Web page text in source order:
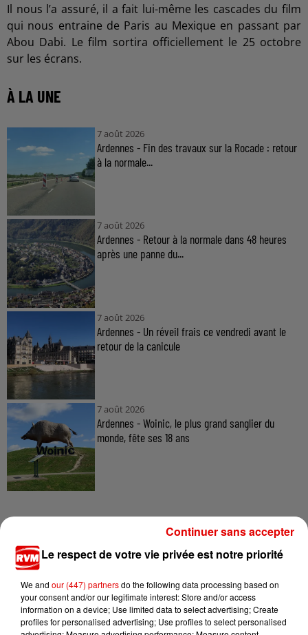
Il nous l’a assuré, il a fait lui-même les cascades du film
qui nous entraine de Paris au Mexique en passant par
Abou Dabi. Le film sortira officiellement le 25 octobre
sur les écrans.
À LA UNE
7 août 2026
Ardennes - Fin des travaux sur la Rocade : retour
à la normale...
7 août 2026
Ardennes - Retour à la normale dans 48 heures
après une panne du...
7 août 2026
Ardennes - Un réveil frais ce vendredi avant le
retour de la canicule
7 août 2026
Ardennes - Woinic, le plus grand sanglier du
monde, fête ses 18 ans
TITRES DIFFUSÉS
2h31
2h31 2h29
2h29 2h26
2h26
Le respect de votre vie privée est notre priorité
We and our (447) partnersdo the following data processing based on
your consent and/or our legitimate interest: Store and/or access
information on a device; Use limited data to select advertising; Create
profiles for personalised advertising; Use profiles to select personalised
Continuer sans accepter